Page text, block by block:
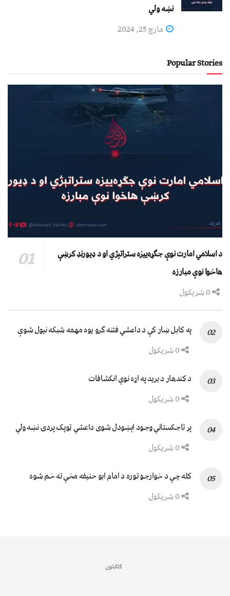
نښه ولي
مارچ 25, 2024
Popular Stories
د اسلامي امارت نوې جګړه‌ییزه ستراتېژي او د ډیورنډ کرښې
هاخوا نوې مبارزه
په کابل ښار کې د داعشي فتنه ګرو يوه مهمه شبکه نيول شوې
د کندهار د برید په اړه نوي انکشافات
پر تاجکستاني وجود اېښودل شوی داعشي ټوپک پردۍ نښه ولي
کله چې د خوارجو توره د امام ابو حنیفه مخې ته خم شوه
کتابتون